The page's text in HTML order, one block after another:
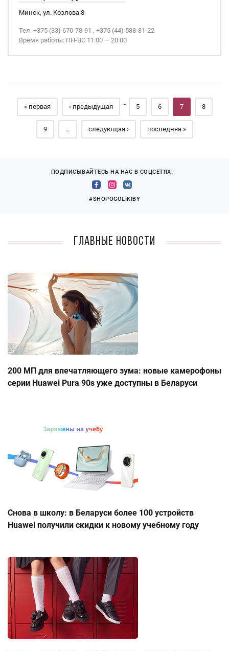
Минск, ул. Козлова 8
Тел. +375 (33) 670-78-91 , +375 (44) 588-81-22
Время работы: ПН-ВС 11:00 — 20:00
Страницы
« первая ‹ предыдущая
…
5 6 7 8
9 … следующая › последняя »
ПОДПИСЫВАЙТЕСЬ НА НАС В СОЦСЕТЯХ:
#SHOPOGOLIKIBY
Главные новости
200 МП для впечатляющего зума: новые камерофоны
серии Huawei Pura 90s уже доступны в Беларуси
Снова в школу: в Беларуси более 100 устройств
Huawei получили скидки к новому учебному году